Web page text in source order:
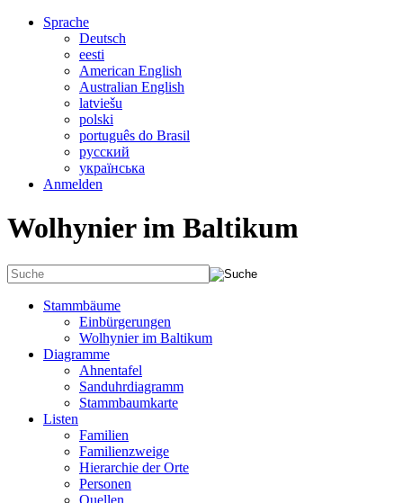
Sprache
Deutsch
eesti
American English
Australian English
latviešu
polski
português do Brasil
русский
українська
Anmelden
Wolhynier im Baltikum
Stammbäume
Einbürgerungen
Wolhynier im Baltikum
Diagramme
Ahnentafel
Sanduhrdiagramm
Stammbaumkarte
Listen
Familien
Familienzweige
Hierarchie der Orte
Personen
Quellen